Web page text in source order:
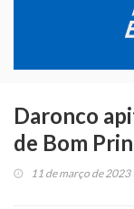
Daronco
de Bom
11 de março de 2023